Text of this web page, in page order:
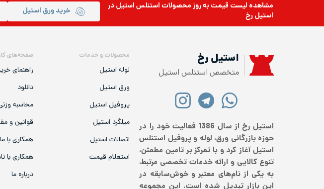
مشاهده لیست قیمت به روزمحصولات استنلس استیلدر
استیل رخ
خرید ورق استیل
استیل رخ
متخصص استنلس استیل
استیل رخ از سال 1386 فعالیت خود را در
حوزه بازرگانی ورق، لوله و پروفیل استنلس
استیل آغاز کرد و با تمرکز بر تامین مطمئن،
تنوع کالایی و ارائه خدمات تخصصی مرتبط،
به یکی از نام‌های معتبر و خوش‌سابقه در
این بازار تبدیل شده است. این مجموعه
محصولات و خدمات
لوله استیل
ورق استیل
پروفیل استیل
میلگرد استیل
اتصالات استیل
استعلام قیمت
صفحه‌های
راهنمای
دانلود
محاسبه
قوانین و
همکاری با ما
همکاری با
درباره ما